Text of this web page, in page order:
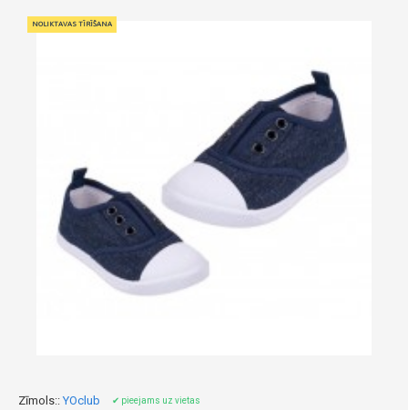
NOLIKTAVAS TĪRĪŠANA
Zīmols:: YOclub ✔ pieejams uz vietas